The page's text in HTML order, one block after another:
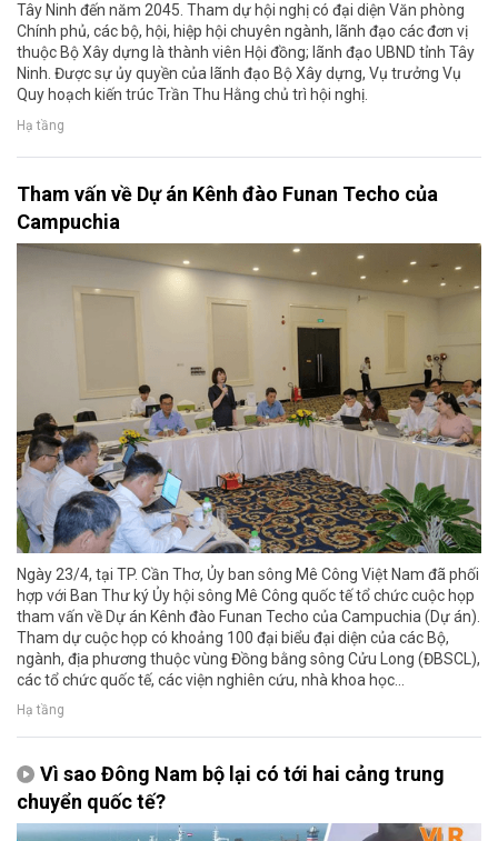
Tây Ninh đến năm 2045. Tham dự hội nghị có đại diện Văn phòng
Chính phủ, các bộ, hội, hiệp hội chuyên ngành, lãnh đạo các đơn vị
thuộc Bộ Xây dựng là thành viên Hội đồng; lãnh đạo UBND tỉnh Tây
Ninh. Được sự ủy quyền của lãnh đạo Bộ Xây dựng, Vụ trưởng Vụ
Quy hoạch kiến trúc Trần Thu Hằng chủ trì hội nghị.
Hạ tầng
Tham vấn về Dự án Kênh đào Funan Techo của
Campuchia
Ngày 23/4, tại TP. Cần Thơ, Ủy ban sông Mê Công Việt Nam đã phối
hợp với Ban Thư ký Ủy hội sông Mê Công quốc tế tổ chức cuộc họp
tham vấn về Dự án Kênh đào Funan Techo của Campuchia (Dự án).
Tham dự cuộc họp có khoảng 100 đại biểu đại diện của các Bộ,
ngành, địa phương thuộc vùng Đồng bằng sông Cửu Long (ĐBSCL),
các tổ chức quốc tế, các viện nghiên cứu, nhà khoa học...
Hạ tầng
Vì sao Đông Nam bộ lại có tới hai cảng trung
chuyển quốc tế?